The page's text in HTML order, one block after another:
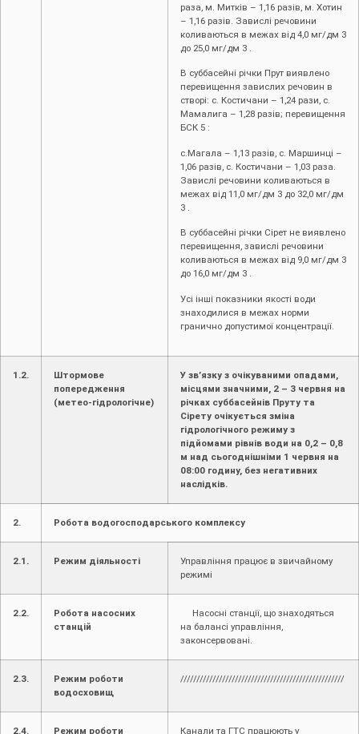
раза, м. Митків – 1,16 разів, м. Хотин
– 1,16 разів. Завислі речовини
коливаються в межах від 4,0 мг/дм 3
до 25,0 мг/дм 3 .
В суббасейні річки Прут виявлено
перевищення завислих речовин в
створі: с. Костичани – 1,24 рази, с.
Мамалига – 1,28 разів; перевищення
БСК 5 :
с.Магала – 1,13 разів, с. Маршинці –
1,06 разів, с. Костичани – 1,03 раза.
Завислі речовини коливаються в
межах від 11,0 мг/дм 3 до 32,0 мг/дм
3 .
В суббасейні річки Сірет не виявлено
перевищення, завислі речовини
коливаються в межах від 9,0 мг/дм 3
до 16,0 мг/дм 3 .
Усі інші показники якості води
знаходилися в межах норми
гранично допустимої концентрації.
1.2.
Штормове
попередження
(метео-гідрологічне)
У зв’язку з очікуваними опадами,
місцями значними, 2 – 3 червня на
річках суббасейнів Пруту та
Сірету очікується зміна
гідрологічного режиму з
підйомами рівнів води на 0,2 – 0,8
м над сьогоднішніми 1 червня на
08:00 годину, без негативних
наслідків.
2. Робота водогосподарського комплексу
2.1. Режим діяльності
Управління працює в звичайному
режимі
2.2.
Робота насосних
станцій
Насосні станції, що знаходяться
на балансі управління,
законсервовані.
2.3.
Режим роботи
водосховищ
///////////////////////////////////////////////////
2.4. Режим роботи Канали та ГТС працюють у